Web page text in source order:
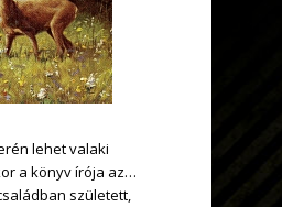
lehet valaki
a könyv írója az…
született,